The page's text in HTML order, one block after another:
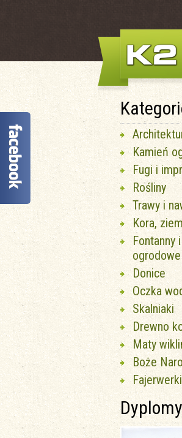
Kamień
Fugi i
Rośliny
Trawy i
Kora,
Fontanny
ogrodowe
Donice
Oczka
Skalniaki
Drewno
Maty
Boże
Fajerwerki
Dyplomy